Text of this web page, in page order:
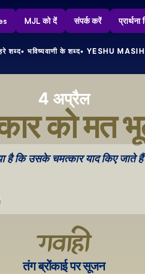
MJL को दें संपर्क करें प्रार्थना
शब्द• भविष्यवाणी के शब्द• YESHU
4 अप्रैल
को मत
है कि उसके चमत्कार याद किए जाते
गवाही
तंग ब्रोंकाई पर सूजन